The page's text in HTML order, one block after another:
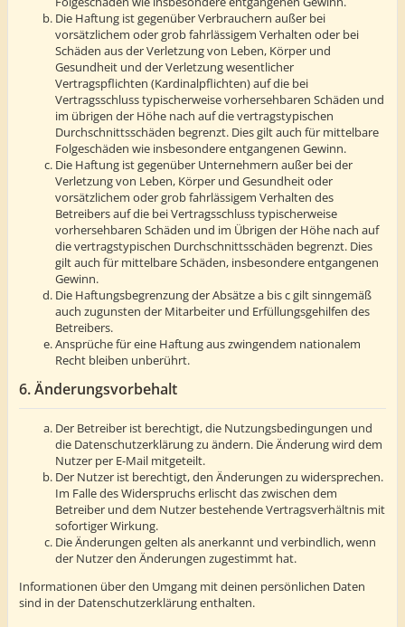
Die Haftung ist gegenüber Verbrauchern außer bei
vorsätzlichem oder grob fahrlässigem Verhalten oder bei
Schäden aus der Verletzung von Leben, Körper und
Gesundheit und der Verletzung wesentlicher
Vertragspflichten (Kardinalpflichten) auf die bei
Vertragsschluss typischerweise vorhersehbaren Schäden und
im übrigen der Höhe nach auf die vertragstypischen
Durchschnittsschäden begrenzt. Dies gilt auch für mittelbare
Folgeschäden wie insbesondere entgangenen Gewinn.
Die Haftung ist gegenüber Unternehmern außer bei der
Verletzung von Leben, Körper und Gesundheit oder
vorsätzlichem oder grob fahrlässigem Verhalten des
Betreibers auf die bei Vertragsschluss typischerweise
vorhersehbaren Schäden und im Übrigen der Höhe nach auf
die vertragstypischen Durchschnittsschäden begrenzt. Dies
gilt auch für mittelbare Schäden, insbesondere entgangenen
Gewinn.
Die Haftungsbegrenzung der Absätze a bis c gilt sinngemäß
auch zugunsten der Mitarbeiter und Erfüllungsgehilfen des
Betreibers.
Ansprüche für eine Haftung aus zwingendem nationalem
Recht bleiben unberührt.
6. Änderungsvorbehalt
Der Betreiber ist berechtigt, die Nutzungsbedingungen und
die Datenschutzerklärung zu ändern. Die Änderung wird dem
Nutzer per E-Mail mitgeteilt.
Der Nutzer ist berechtigt, den Änderungen zu widersprechen.
Im Falle des Widerspruchs erlischt das zwischen dem
Betreiber und dem Nutzer bestehende Vertragsverhältnis mit
sofortiger Wirkung.
Die Änderungen gelten als anerkannt und verbindlich, wenn
der Nutzer den Änderungen zugestimmt hat.
Informationen über den Umgang mit deinen persönlichen Daten
sind in der Datenschutzerklärung enthalten.